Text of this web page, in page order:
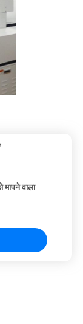
मापने वाला